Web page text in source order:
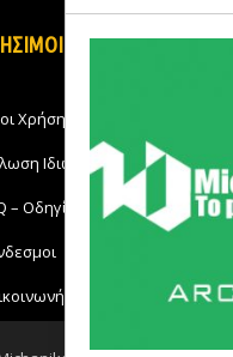
ΣΥΝΔΕΣΜΟΙ
Χρήσης
Ιδιωτικότητας
– Οδηγίες Χρήσης
με το Michanikos-